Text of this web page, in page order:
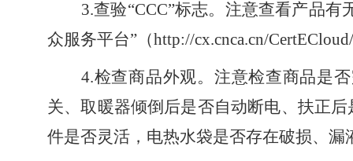
3.查验“CCC”标志。注意查看产品
众服务平台”（http://cx.cnca.cn/
4.检查商品外观。注意检查商品是
关、取暖器倾倒后是否自动断电、扶正
件是否灵活，电热水袋是否存在破损、